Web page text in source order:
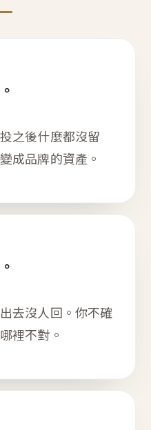
之後什麼都沒留
成品牌的資產。
去沒人回。你不確
裡不對。